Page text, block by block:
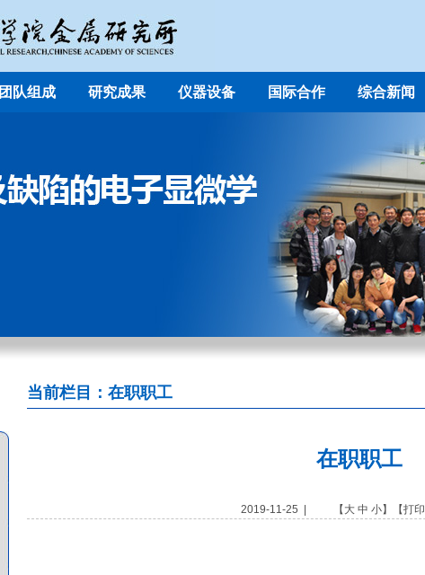
团队组成 研究成果 仪器设备 国际合作 综合新闻
当前栏目：在职职工
在职职工
2019-11-25 | 【 大 中 小】【打印